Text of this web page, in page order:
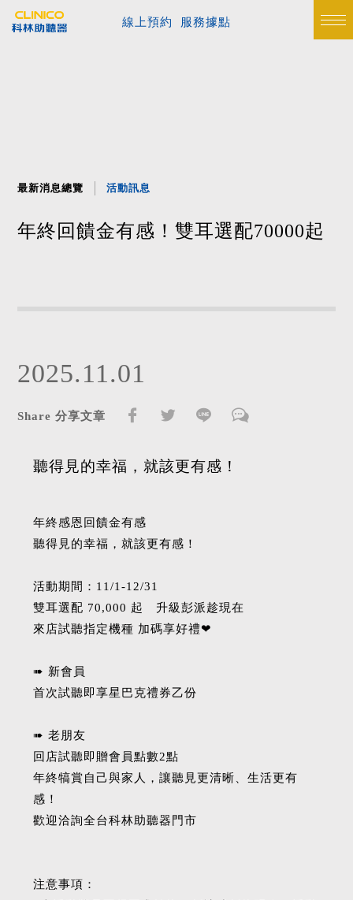
線上預約 服務據點
最新消息總覽 活動訊息
年終回饋金有感！雙耳選配70000起
2025.11.01
Share 分享文章
聽得見的幸福，就該更有感！
年終感恩回饋金有感
聽得見的幸福，就該更有感！
活動期間：11/1-12/31
雙耳選配 70,000 起 升級彭派趁現在
來店試聽指定機種 加碼享好禮❤︎
➠ 新會員
首次試聽即享星巴克禮券乙份
➠ 老朋友
回店試聽即贈會員點數2點
年終犒賞自己與家人，讓聽見更清晰、生活更有
感！
歡迎洽詢全台科林助聽器門市
注意事項：